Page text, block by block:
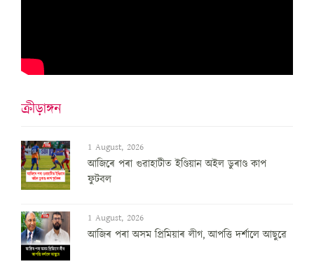
ক্ৰীড়াঙ্গন
1 August, 2026
আজিৰে পৰা গুৱাহাটীত ইণ্ডিয়ান অইল ডুৰাণ্ড কাপ
ফুটবল
1 August, 2026
আজিৰ পৰা অসম প্ৰিমিয়াৰ লীগ, আপত্তি দৰ্শালে আছুৱে